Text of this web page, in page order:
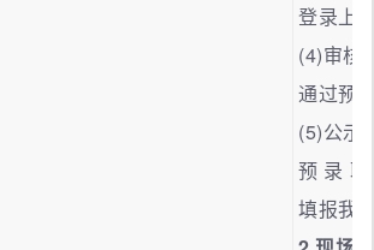
登录上
(4)审核
通过预
(5)公示
预录
填报我